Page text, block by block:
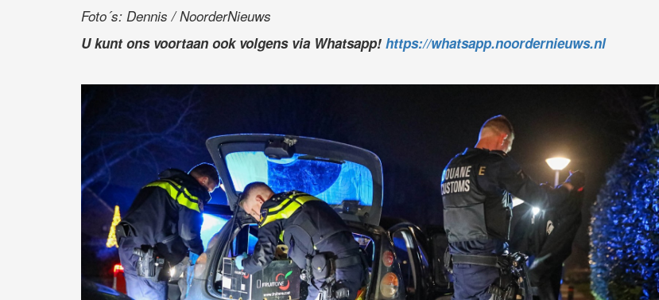
Foto´s: Dennis / NoorderNieuws
U kunt ons voortaan ook volgens via Whatsapp! https://whatsapp.noordernieuws.nl